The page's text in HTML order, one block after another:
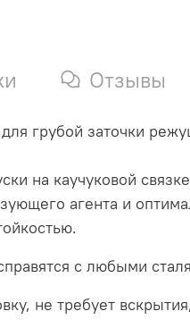
Отзывы
грубой заточки
на каучуковой
агента и
с любыми
не требует